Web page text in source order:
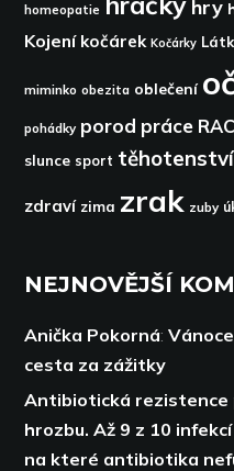
homeopatie hry
Kojení kočárek Kočárky
miminko obezita oblečení
pohádky porod práce
slunce sport těhotenství
zdraví zima zrak zuby
NEJNOVĚJŠÍ
Anička Pokorná:
cesta za zážitky
Antibiotická rezistence
hrozbu. Až 9 z 10
na které antibiotika